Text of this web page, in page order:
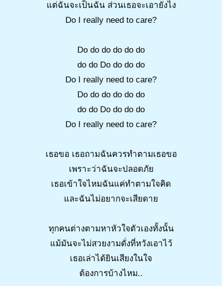
แต่ฉันจะเป็นฉัน ส่วนเธอจะเอายังไง
Do I really need to care?
Do do do do do do
do do Do do do do
Do I really need to care?
Do do do do do do
do do Do do do do
Do I really need to care?
เธอขอ เธอถามฉันควรทำตามเธอขอ
เพราะว่าฉันจะปลอดภัย
เธอเข้าใจไหมฉันแค่ทำตามใจคิด
และฉันไม่อยากจะเสียดาย
ทุกคนต่างตามหาหัวใจตัวเองทั้งนั้น
แม้มันจะไม่สวยงามดั่งที่หวังเอาไว้
เธอเล่าได้ยินเสียงในใจ
ต้องการบ้างไหม..